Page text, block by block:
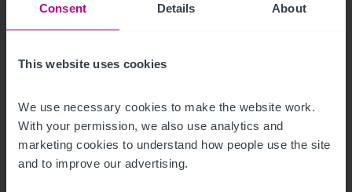
Consent Details About
This website uses cookies
We use necessary cookies to make the website work.
With your permission, we also use analytics and
marketing cookies to understand how people use the site
and to improve our advertising.
Hotelmarkt Wien - Update H1